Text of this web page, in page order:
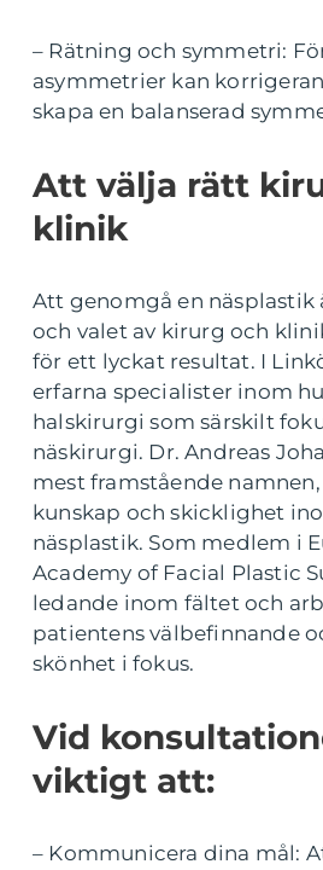
– Rätning och symmetri:
asymmetrier kan
skapa en balanserad
Att välja rätt
klinik
Att genomgå en näsplastik
och valet av kirurg och
för ett lyckat resultat. I
erfarna specialister inom
halskirurgi som särskilt
näskirurgi. Dr. Andreas
mest framstående
kunskap och skicklighet
näsplastik. Som medlem i
Academy of Facial Plastic
ledande inom fältet och
patientens välbefinnande
skönhet i fokus.
Vid
viktigt att:
– Kommunicera dina mål: